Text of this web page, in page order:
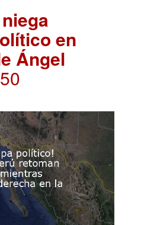
en
Ángel